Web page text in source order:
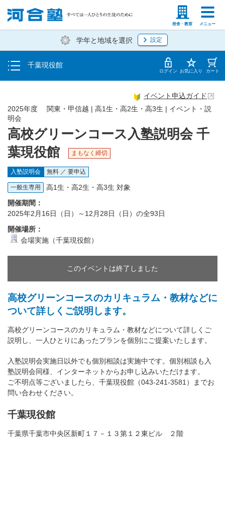
校舎・教室 メニュー
塾生の方 高等学校の先生
学年と地域を選択 設定
千葉現役館
トップ
地図・アクセス ログイン お気に入り カート
高校グリーンコース入塾説明会 千
葉現役館
まもなく締切
2025年度 関東・甲信越 | 高1生・高2生・高3生 | イベント・説
明会
イベント申込ガイド
入塾説明会 無料 ／ 要申込
一般生専用
高1生・高2生・高3生 対象
開催期間：
2025年2月16日（日）～12月28日（日）の全93日
開催場所：
会場実施（千葉現役館）
このイベントは終了しました
高校グリーンコースのカリキュラム・教材などに
ついて詳しくご説明します。
高校グリーンコースのカリキュラム・教材などについて詳しくご
説明し、一人ひとりにあったプランを個別にご提案いたします。
入塾説明会実施日以外でも個別相談は実施中です。個別相談も入
塾説明会同様、インターネットからお申し込みいただけます。
ご不明点等ございましたら、千葉現役館（043-241-3581）までお
問い合わせください。
千葉現役館
千葉県千葉市中央区新町１７－１３第１２東ビル ２階